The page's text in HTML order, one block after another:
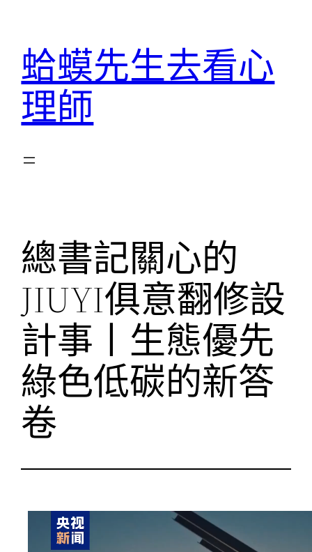
蛤蟆先生去看心
理師
總書記關心的
JIUYI俱意翻修設
計事丨生態優先
綠色低碳的新答
卷